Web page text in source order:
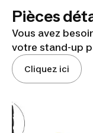
Pièces
Vous avez
votre stand-up
Cliquez ici